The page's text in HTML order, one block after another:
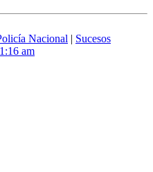
Nacional | Sucesos
am